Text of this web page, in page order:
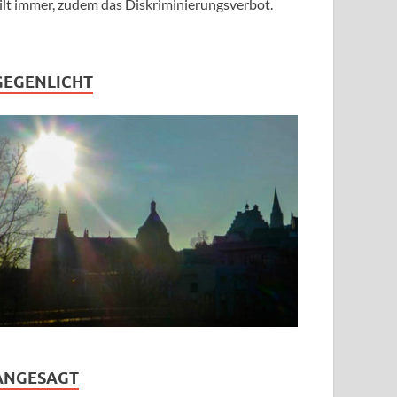
immer, zudem das Diskriminierungsverbot.